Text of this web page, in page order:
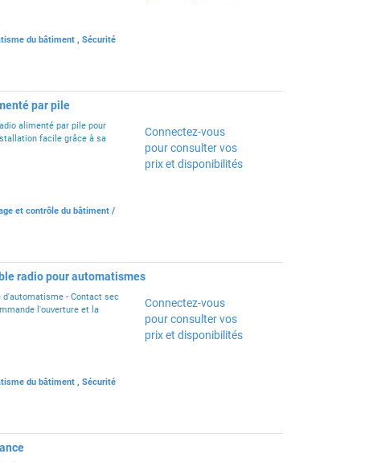
du bâtiment , Sécurité
par pile
alimenté par pile pour
facile grâce à sa
et contrôle du bâtiment /
Connectez-vous
pour consulter vos
prix et disponibilités
radio pour automatismes
d'automatisme - Contact sec
l'ouverture et la
du bâtiment , Sécurité
Connectez-vous
pour consulter vos
prix et disponibilités